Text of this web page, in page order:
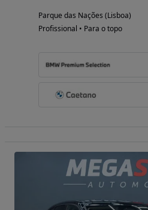
Parque das Nações (Lisboa)
Profissional • Para o topo